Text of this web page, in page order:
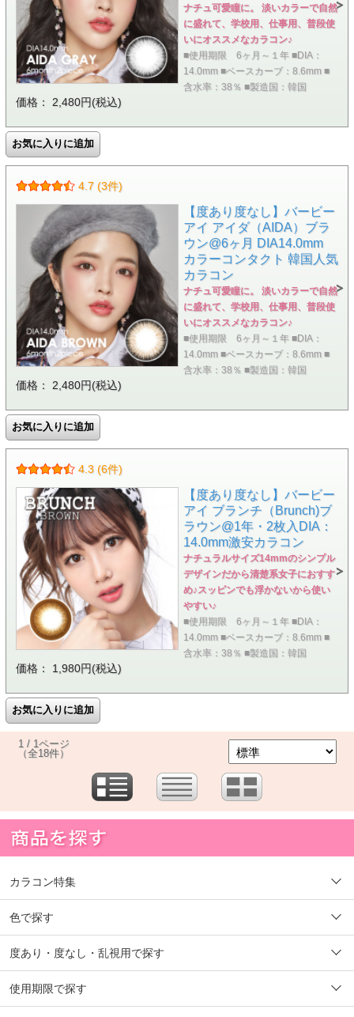
ナチュ可愛瞳に。 淡いカラーで自然
に盛れて、学校用、仕事用、普段使
いにオススメなカラコン♪
■使用期限 6ヶ月～１年 ■DIA：
14.0mm ■ベースカーブ：8.6mm ■
含水率：38％ ■製造国：韓国
価格： 2,480円(税込)
4.7 (3件)
【度あり度なし】バービー
アイ アイダ（AIDA）ブラ
ウン@6ヶ月 DIA14.0mm
カラーコンタクト 韓国人気
カラコン
ナチュ可愛瞳に。 淡いカラーで自然
に盛れて、学校用、仕事用、普段使
いにオススメなカラコン♪
■使用期限 6ヶ月～１年 ■DIA：
14.0mm ■ベースカーブ：8.6mm ■
含水率：38％ ■製造国：韓国
価格： 2,480円(税込)
4.3 (6件)
【度あり度なし】バービー
アイ ブランチ（Brunch)ブ
ラウン@1年・2枚入DIA：
14.0mm激安カラコン
ナチュラルサイズ14mmのシンプル
デザインだから清楚系女子におすす
め♪スッピンでも浮かないから使い
やすい♪
■使用期限 6ヶ月～１年 ■DIA：
14.0mm ■ベースカーブ：8.6mm ■
含水率：38％ ■製造国：韓国
価格： 1,980円(税込)
1 / 1ページ
（全18件）
カラコン特集
色で探す
度あり・度なし・乱視用で探す
使用期限で探す